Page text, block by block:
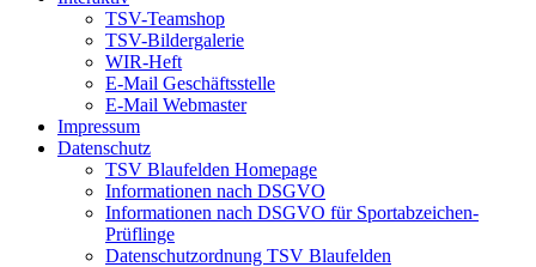
TSV-Teamshop
TSV-Bildergalerie
WIR-Heft
E-Mail Geschäftsstelle
E-Mail Webmaster
Impressum
Datenschutz
TSV Blaufelden Homepage
Informationen nach DSGVO
Informationen nach DSGVO für Sportabzeichen-
Prüflinge
Datenschutzordnung TSV Blaufelden